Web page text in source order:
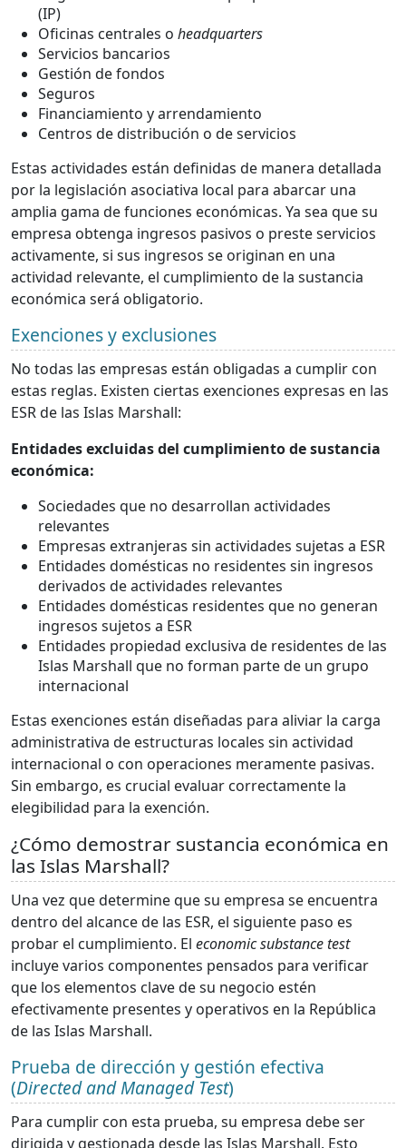
(IP)
Oficinas centrales o headquarters
Servicios bancarios
Gestión de fondos
Seguros
Financiamiento y arrendamiento
Centros de distribución o de servicios
Estas actividades están definidas de manera detallada
por la legislación asociativa local para abarcar una
amplia gama de funciones económicas. Ya sea que su
empresa obtenga ingresos pasivos o preste servicios
activamente, si sus ingresos se originan en una
actividad relevante, el cumplimiento de la sustancia
económica será obligatorio.
Exenciones y exclusiones
No todas las empresas están obligadas a cumplir con
estas reglas. Existen ciertas exenciones expresas en las
ESR de las Islas Marshall:
Entidades excluidas del cumplimiento de sustancia
económica:
Sociedades que no desarrollan actividades
relevantes
Empresas extranjeras sin actividades sujetas a ESR
Entidades domésticas no residentes sin ingresos
derivados de actividades relevantes
Entidades domésticas residentes que no generan
ingresos sujetos a ESR
Entidades propiedad exclusiva de residentes de las
Islas Marshall que no forman parte de un grupo
internacional
Estas exenciones están diseñadas para aliviar la carga
administrativa de estructuras locales sin actividad
internacional o con operaciones meramente pasivas.
Sin embargo, es crucial evaluar correctamente la
elegibilidad para la exención.
¿Cómo demostrar sustancia económica en
las Islas Marshall?
Una vez que determine que su empresa se encuentra
dentro del alcance de las ESR, el siguiente paso es
probar el cumplimiento. El economic substance test
incluye varios componentes pensados para verificar
que los elementos clave de su negocio estén
efectivamente presentes y operativos en la República
de las Islas Marshall.
Prueba de dirección y gestión efectiva
(Directed and Managed Test)
Para cumplir con esta prueba, su empresa debe ser
dirigida y gestionada desde las Islas Marshall. Esto